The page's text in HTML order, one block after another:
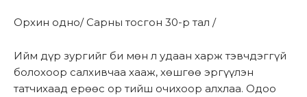
Орхин одно/ Сарны тосгон 30-р тал /
Ийм дүр зургийг би мөн л удаан харж тэвчдэггүй
болохоор салхивчаа хааж, хөшгөө эргүүлэн
татчихаад ерөөс ор тийш очихоор алхлаа. Одоо